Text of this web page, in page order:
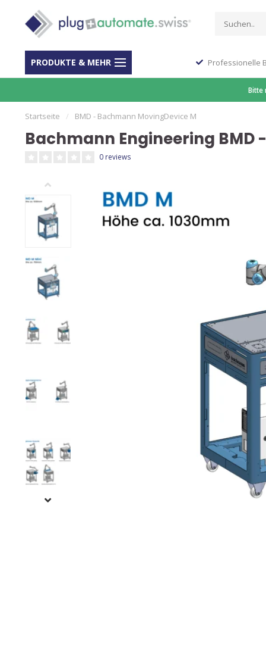
PRODUKTE & MEHR
Shop für Automation Professionelle
Bitte
Startseite / BMD - Bachmann MovingDevice M
Bachmann Engineering BMD
0 reviews